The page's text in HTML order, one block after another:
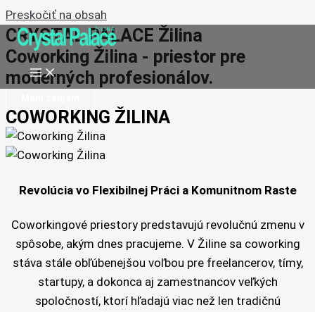
Preskočiť na obsah
CRYSTAL PALACE Žilina
Coworking Žilina - priestor pre
moderných profesionálov.
COWORKING ŽILINA
Revolúcia vo Flexibilnej Práci a Komunitnom Raste
Coworkingové priestory predstavujú revolučnú zmenu v
spôsobe, akým dnes pracujeme. V Žiline sa coworking
stáva stále obľúbenejšou voľbou pre freelancerov, tímy,
startupy, a dokonca aj zamestnancov veľkých
spoločností, ktorí hľadajú viac než len tradičnú